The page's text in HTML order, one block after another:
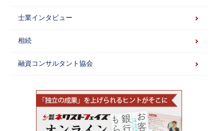
士業インタビュー
相続
融資コンサルタント協会